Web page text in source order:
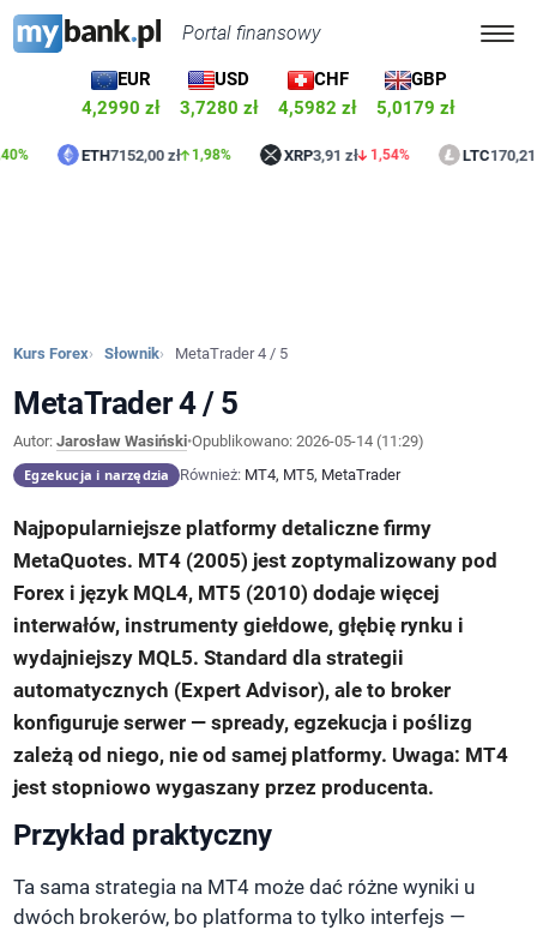
Portal finansowy
EUR
4,2990 zł
USD
3,7280 zł
CHF
4,5982 zł
GBP
5,0179 zł
ETH7152,00 zł 1,98% XRP3,91 zł 1,54% LTC170,21 zł
Kurs Forex Słownik MetaTrader 4 / 5
MetaTrader 4 / 5
Autor:Jarosław Wasiński•Opublikowano:2026-05-14 (11:29)
Egzekucja i narzędzia
Również: MT4, MT5, MetaTrader
Najpopularniejsze platformy detaliczne firmy
MetaQuotes. MT4 (2005) jest zoptymalizowany pod
Forex i język MQL4, MT5 (2010) dodaje więcej
interwałów, instrumenty giełdowe, głębię rynku i
wydajniejszy MQL5. Standard dla strategii
automatycznych (Expert Advisor), ale to broker
konfiguruje serwer — spready, egzekucja i poślizg
zależą od niego, nie od samej platformy. Uwaga: MT4
jest stopniowo wygaszany przez producenta.
Przykład praktyczny
Ta sama strategia na MT4 może dać różne wyniki u
dwóch brokerów, bo platforma to tylko interfejs —